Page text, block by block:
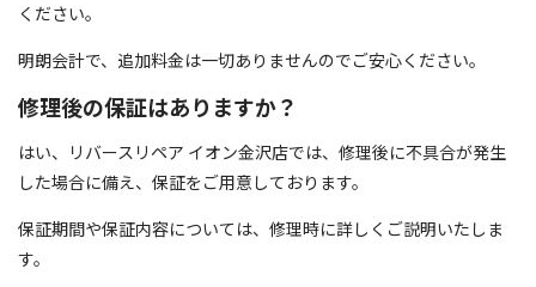
ください。
明朗会計で、追加料金は一切ありませんのでご安心ください。
修理後の保証はありますか？
はい、リバースリペア イオン金沢店では、修理後に不具合が発生
した場合に備え、保証をご用意しております。
保証期間や保証内容については、修理時に詳しくご説明いたしま
す。